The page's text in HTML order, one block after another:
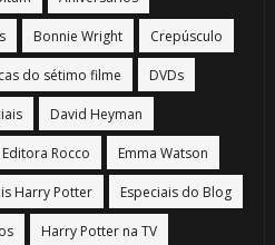
Bonnie Wright Crepúsculo
do sétimo filme DVDs
David Heyman
Editora Rocco Emma Watson
Harry Potter Especiais do Blog
Harry Potter na TV